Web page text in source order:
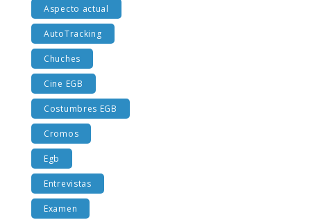
Aspecto actual
AutoTracking
Chuches
Cine EGB
Costumbres EGB
Cromos
Egb
Entrevistas
Examen